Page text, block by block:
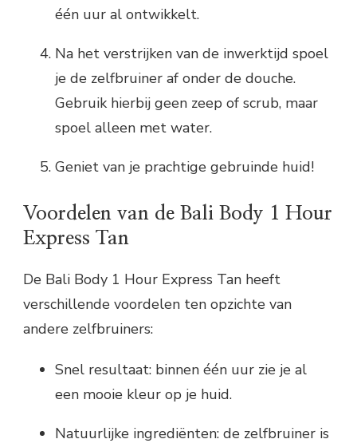
één uur al ontwikkelt.
Na het verstrijken van de inwerktijd spoel
je de zelfbruiner af onder de douche.
Gebruik hierbij geen zeep of scrub, maar
spoel alleen met water.
Geniet van je prachtige gebruinde huid!
Voordelen van de Bali Body 1 Hour
Express Tan
De Bali Body 1 Hour Express Tan heeft
verschillende voordelen ten opzichte van
andere zelfbruiners:
Snel resultaat: binnen één uur zie je al
een mooie kleur op je huid.
Natuurlijke ingrediënten: de zelfbruiner is